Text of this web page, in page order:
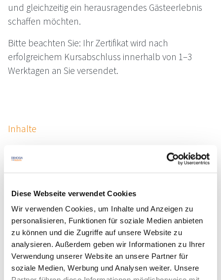
Diese Webseite verwendet Cookies
Wir verwenden Cookies, um Inhalte und Anzeigen zu
personalisieren, Funktionen für soziale Medien anbieten
zu können und die Zugriffe auf unsere Website zu
analysieren. Außerdem geben wir Informationen zu Ihrer
Verwendung unserer Website an unsere Partner für
soziale Medien, Werbung und Analysen weiter. Unsere
und gleichzeitig ein herausragendes Gästeerlebnis
schaffen möchten.
Bitte beachten Sie: Ihr Zertifikat wird nach
erfolgreichem Kursabschluss innerhalb von 1–3
Werktagen an Sie versendet.
Inhalte
Gästekommunikation -und Zufriedenheit
Termine
Jederzeit verfügbar
DA-0000324, Freie Plätze, findet garantiert
statt, Online
29,00 € Mitglieder | 41,00 € Standard
zzgl. MwSt.